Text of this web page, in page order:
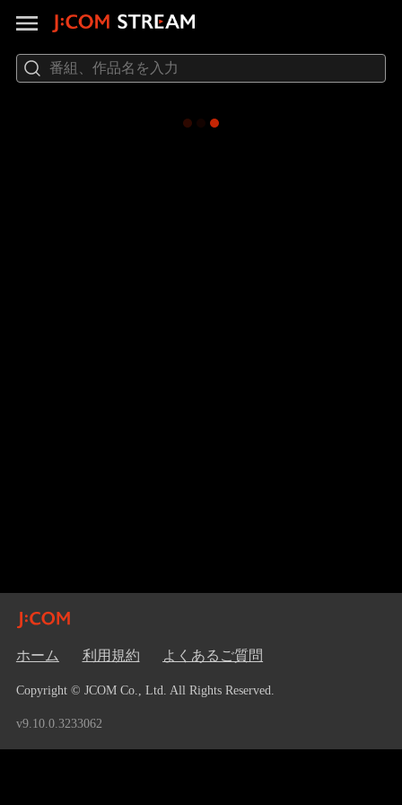
ホーム 利用規約 よくあるご質問
Copyright © JCOM Co., Ltd. All Rights Reserved.
v9.10.0.3233062